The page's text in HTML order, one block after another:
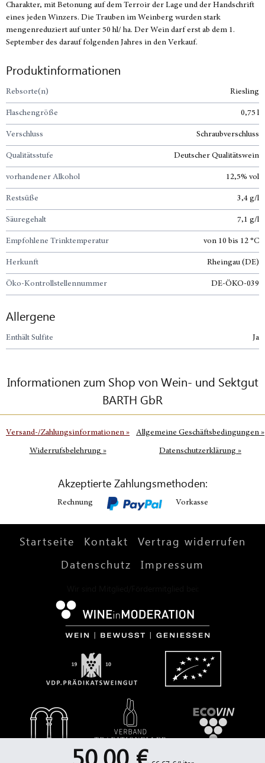
Charakter, mit Betonung auf dem Terroir der Lage und der Handschrift
eines jeden Winzers. Die Trauben im Weinberg wurden stark
mengenreduziert auf unter 50 hl/ ha. Der Wein darf erst ab dem 1.
September des darauf folgenden Jahres in den Verkauf.
Produktinformationen
Rebsorte(n) Riesling
Flaschengröße 0,75 l
Verschluss Schraubverschluss
Qualitätsstufe Deutscher Qualitätswein
vorhandener Alkohol 12,5% vol
Restsüße 3,4 g/l
Säuregehalt 7,1 g/l
Empfohlene Trinktemperatur von 10 bis 12 °C
Herkunft Rheingau (DE)
Öko-Kontrollstellennummer DE-ÖKO-039
Allergene
Enthält Sulfite Ja
Informationen zum Shop von Wein- und Sektgut
BARTH GbR
Versand-/Zahlungsinformationen » Allgemeine Geschäftsbedingungen »
Widerrufsbelehrung » Datenschutzerklärung »
Akzeptierte Zahlungsmethoden:
Rechnung Vorkasse
Startseite Kontakt
Vertrag widerrufen
Datenschutz
Impressum